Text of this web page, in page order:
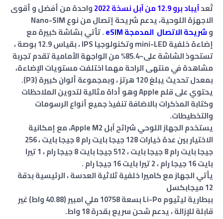
تُعدآيباد برو 12.9 من آبل نسخة 2022
واحدة من أفضل و أقوى
الاجهزة اللوحية، يدعم شريحة إتصال من نوع Nano-SIM
وشريحة الاتصال المدمجة eSIM .تأتي بشاشة كبيرة مع
إضاءة خلفية mini-LED وتكنولوجيا IPS ، بقياس 12.9 بوصة ،
تستحوذ الشاشة على~85.4% من الواجهة الأمامية تقدم تجربة
مشاهدة في منتهى الراحة مهما اختلفت مستويات الإضاءة،
بمعدل تحديث يبلغ 120 هرتز ، وبمجموعة ألوان كبيرة (P3).
يحتوي على قلم Apple‏‏ وهو أداة مثالية لتدوين الملاحظات
وكتابة المذكرات بالاضافة تنفيذ جميع أنواع الرسومات
والتخطيطات.
يستخدم الجهاز اللوحي شرائح آبل Apple M2، مع إمكانية
الاختيار بين عدة خيارات 128 جيجا بايت رام 8 جيجا بايت ، 256
جيجا بايت رام 8 جيجا بايت ، 512 جيجا بايت 8 جيجا رام ، 1 تيرا
بايت 16 جيجا رام ، 2 تيرا بايت 16 جيجا رام .
يأتي الجهاز مع كاميرا خلفية ثلاثية العدسة ، الرئيسية بدقة
12 ميجابكسل
ببطارية ليثيوم Li-Po بسعة 10758 ملي امبير (40.88 واط) غير
قابلة للإزالة ، يدعم شحن سريع بقدرة 18 واط.